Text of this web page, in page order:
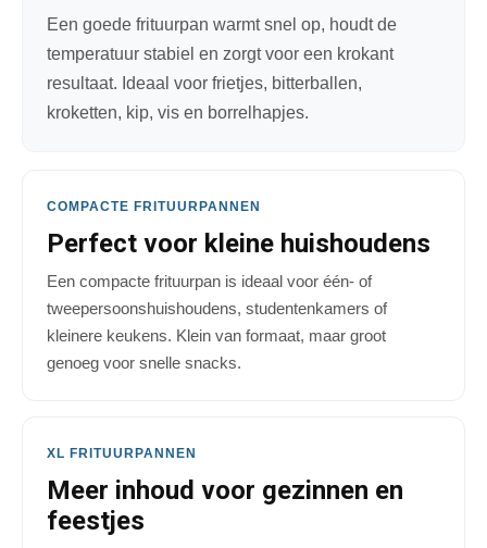
Een goede frituurpan warmt snel op, houdt de
temperatuur stabiel en zorgt voor een krokant
resultaat. Ideaal voor frietjes, bitterballen,
kroketten, kip, vis en borrelhapjes.
COMPACTE FRITUURPANNEN
Perfect voor kleine huishoudens
Een compacte frituurpan is ideaal voor één- of
tweepersoonshuishoudens, studentenkamers of
kleinere keukens. Klein van formaat, maar groot
genoeg voor snelle snacks.
XL FRITUURPANNEN
Meer inhoud voor gezinnen en
feestjes